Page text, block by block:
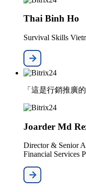
Thai Binh Ho
Survival Skills
「這是行銷推廣
Joarder Md
Director & Senior
Financial Services